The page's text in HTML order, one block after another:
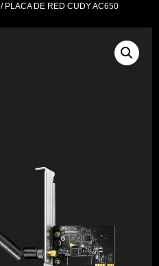
/ PLACA DE RED CUDY AC650